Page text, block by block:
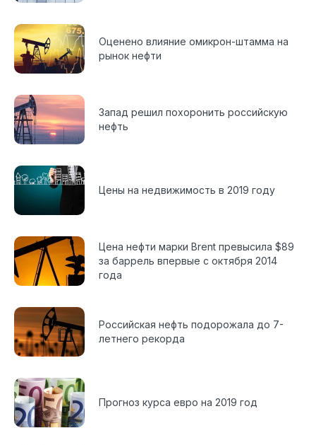
Оценено влияние омикрон-штамма на
рынок нефти
Запад решил похоронить российскую
нефть
Цены на недвижимость в 2019 году
Цена нефти марки Brent превысила $89
за баррель впервые с октября 2014
года
Российская нефть подорожала до 7-
летнего рекорда
Прогноз курса евро на 2019 год